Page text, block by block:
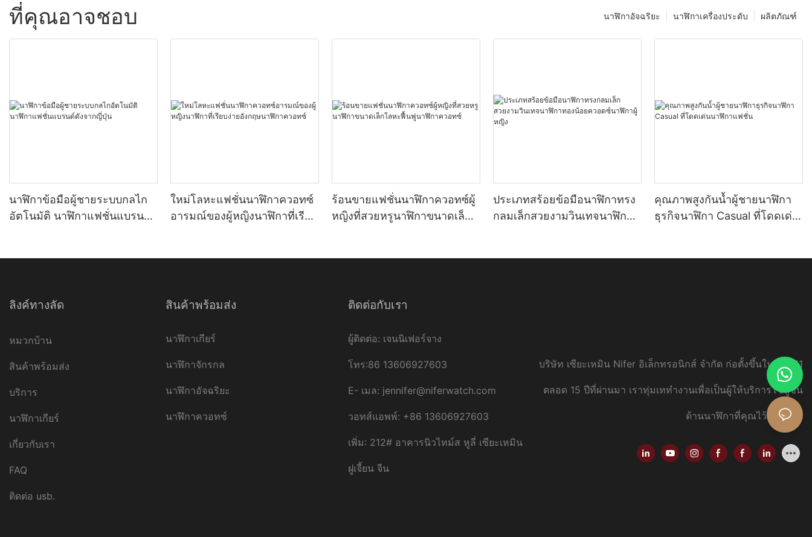
ที่คุณอาจชอบ ผลิตภัณฑ์
นาฬิกาเครื่องประดับ
นาฬิกาอัจฉริยะ
นาฬิกาข้อมือผู้ชายระบบกลไก
อัตโนมัติ นาฬิกาแฟชั่นแบรนด์
ใหม่โลหะแฟชั่นนาฬิกาควอทซ์
อารมณ์ของผู้หญิงนาฬิกาที่เรียบ
ร้อนขายแฟชั่นนาฬิกาควอทซ์ผู้
หญิงที่สวยหรูนาฬิกาขนาดเล็ก
ประเภทสร้อยข้อมือนาฬิกาทรง
กลมเล็กสวยงามวินเทจนาฬิกา
คุณภาพสูงกันน้ำผู้ชายนาฬิกา
ธุรกิจนาฬิกา Casual ที่โดดเด่น
ลิงค์ทางลัด
หมวกบ้าน
สินค้าพร้อมส่ง
บริการ
นาฬิกาเกียร์
เกี่ยวกับเรา
FAQ
ติดต่อ usb.
สินค้าพร้อมส่ง
นาฬิกาเกียร์
นาฬิกาจักรกล
นาฬิกาอัจฉริยะ
นาฬิกาควอทซ์
ติดต่อกับเรา
ผู้ติดต่อ: เจนนิเฟอร์จาง
โทร:86 13606927603
E- เมล: jennifer@niferwatch.com
วอทส์แอพพ์: +86 13606927603
เพิ่ม: 212# อาคารนิวไทม์ส หูลี่ เซียะเหมิน
ฝูเจี้ยน จีน
บริษัท เซียะเหมิน Nifer อิเล็กทรอนิกส์ จำกัด ก่อตั้งขึ้นในปี 2011
ตลอด 15 ปีที่ผ่านมา เราทุ่มเททำงานเพื่อเป็นผู้ให้บริการโซลูชัน
ด้านนาฬิกาที่คุณไว้วางใจ ...